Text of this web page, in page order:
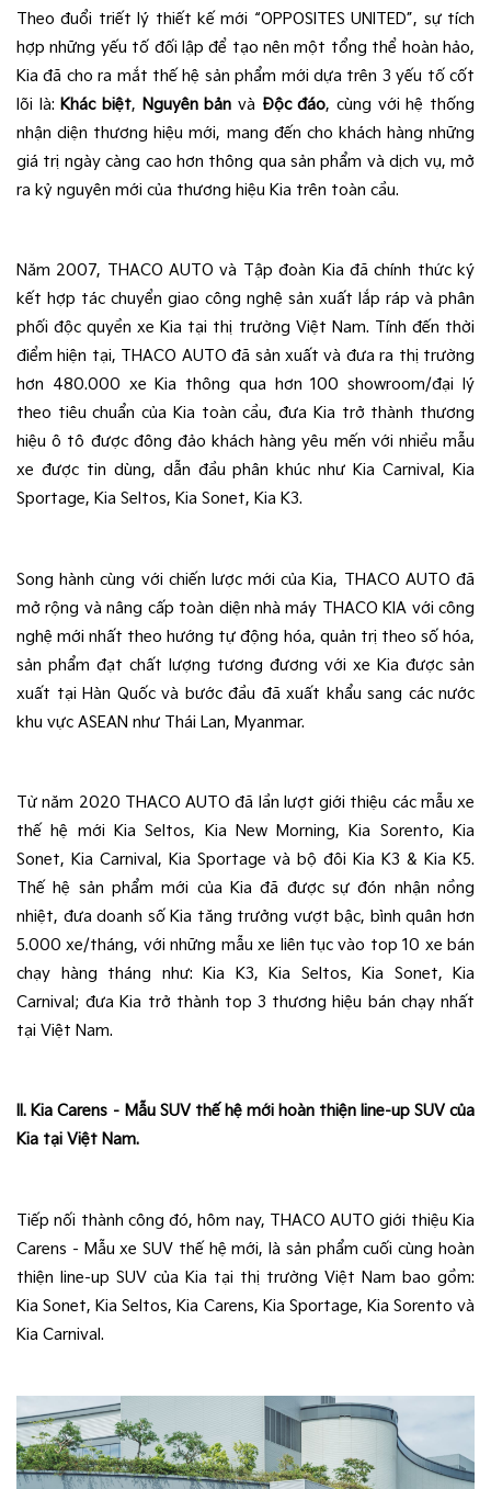
Theo đuổi triết lý thiết kế mới “OPPOSITES UNITED”, sự tích
hợp những yếu tố đối lập để tạo nên một tổng thể hoàn hảo,
Kia đã cho ra mắt thế hệ sản phẩm mới dựa trên 3 yếu tố cốt
lõi là: Khác biệt, Nguyên bản và Độc đáo, cùng với hệ thống
nhận diện thương hiệu mới, mang đến cho khách hàng những
giá trị ngày càng cao hơn thông qua sản phẩm và dịch vụ, mở
ra kỷ nguyên mới của thương hiệu Kia trên toàn cầu.
Năm 2007, THACO AUTO và Tập đoàn Kia đã chính thức ký
kết hợp tác chuyển giao công nghệ sản xuất lắp ráp và phân
phối độc quyền xe Kia tại thị trường Việt Nam. Tính đến thời
điểm hiện tại, THACO AUTO đã sản xuất và đưa ra thị trường
hơn 480.000 xe Kia thông qua hơn 100 showroom/đại lý
theo tiêu chuẩn của Kia toàn cầu, đưa Kia trở thành thương
hiệu ô tô được đông đảo khách hàng yêu mến với nhiều mẫu
xe được tin dùng, dẫn đầu phân khúc như Kia Carnival, Kia
Sportage, Kia Seltos, Kia Sonet, Kia K3.
Song hành cùng với chiến lược mới của Kia, THACO AUTO đã
mở rộng và nâng cấp toàn diện nhà máy THACO KIA với công
nghệ mới nhất theo hướng tự động hóa, quản trị theo số hóa,
sản phẩm đạt chất lượng tương đương với xe Kia được sản
xuất tại Hàn Quốc và bước đầu đã xuất khẩu sang các nước
khu vực ASEAN như Thái Lan, Myanmar.
Từ năm 2020 THACO AUTO đã lần lượt giới thiệu các mẫu xe
thế hệ mới Kia Seltos, Kia New Morning, Kia Sorento, Kia
Sonet, Kia Carnival, Kia Sportage và bộ đôi Kia K3 & Kia K5.
Thế hệ sản phẩm mới của Kia đã được sự đón nhận nồng
nhiệt, đưa doanh số Kia tăng trưởng vượt bậc, bình quân hơn
5.000 xe/tháng, với những mẫu xe liên tục vào top 10 xe bán
chạy hàng tháng như: Kia K3, Kia Seltos, Kia Sonet, Kia
Carnival; đưa Kia trở thành top 3 thương hiệu bán chạy nhất
tại Việt Nam.
II. Kia Carens – Mẫu SUV thế hệ mới hoàn thiện line-up SUV của
Kia tại Việt Nam.
Tiếp nối thành công đó, hôm nay, THACO AUTO giới thiệu Kia
Carens - Mẫu xe SUV thế hệ mới, là sản phẩm cuối cùng hoàn
thiện line-up SUV của Kia tại thị trường Việt Nam bao gồm:
Kia Sonet, Kia Seltos, Kia Carens, Kia Sportage, Kia Sorento và
Kia Carnival.